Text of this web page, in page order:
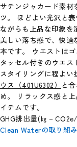
サテンジャカード素材
ツ。 ほどよい光沢と
ながらも上品な印象を
美しい落ち感で、快適
本です。 ウエストは
タッセル付きのウエス
スタイリングに程よい
ウス（401U6302） と
め。 リラックス感と
イテムです。
GHG排出量(㎏－
Clean Waterの取り組